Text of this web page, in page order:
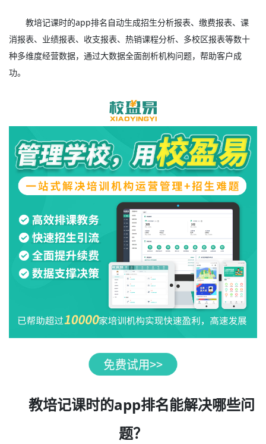
教培记课时的app排名自动生成招生分析报表、缴费报表、课
消报表、业绩报表、收支报表、热销课程分析、多校区报表等数十
种多维度经营数据，通过大数据全面剖析机构问题，帮助客户成
功。
教培记课时的app排名能解决哪些问
题？